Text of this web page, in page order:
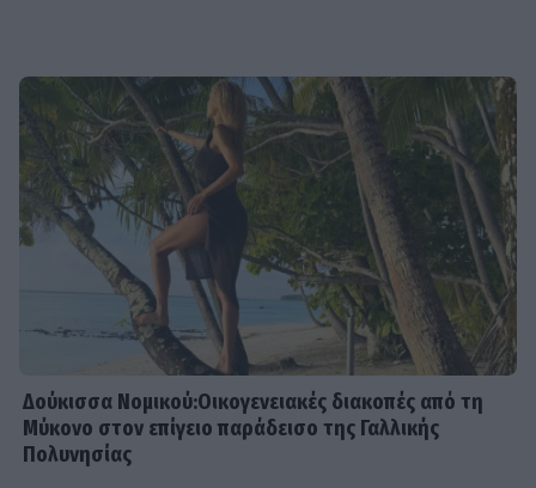
Δούκισσα Νομικού:Οικογενειακές διακοπές από τη
Μύκονο στον επίγειο παράδεισο της Γαλλικής
Πολυνησίας